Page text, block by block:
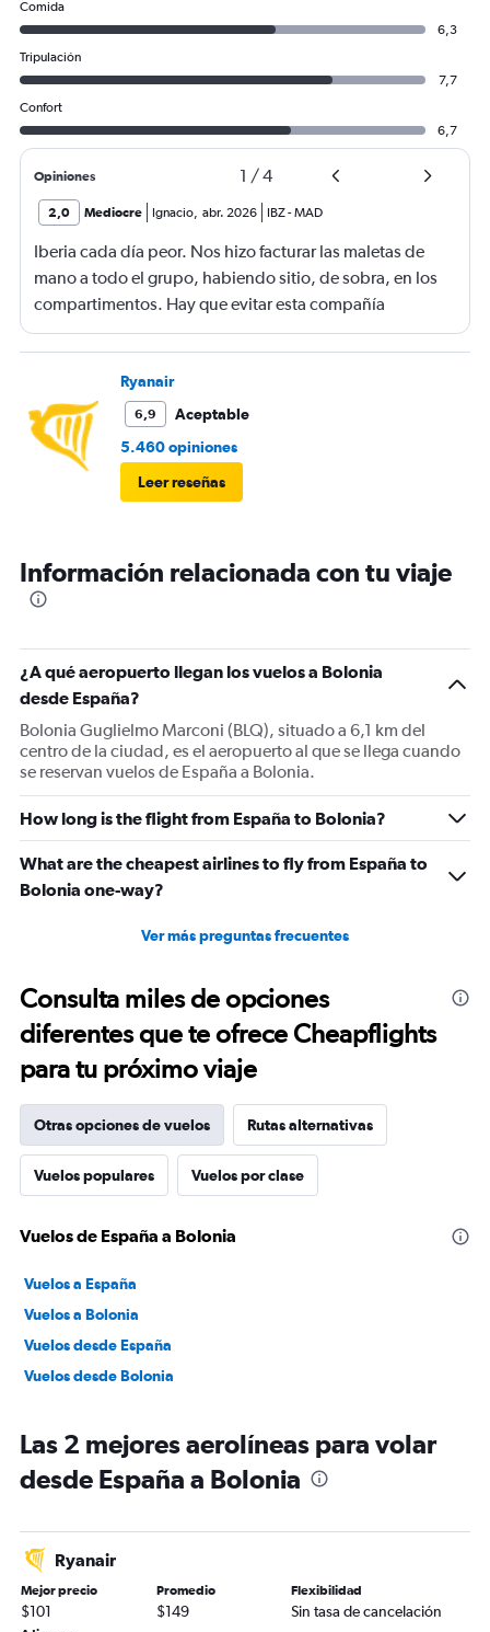
Comida
6,3
Tripulación
7,7
Confort
6,7
Opiniones 1 /4
2,0 Mediocre Ignacio abr. 2026 IBZ-MAD
Iberia cada día peor. Nos hizo facturar las maletas de
mano a todo el grupo, habiendo sitio, de sobra, en los
compartimentos. Hay que evitar esta compañía
Ryanair
6,9
Aceptable
5.460 opiniones
Leer reseñas
Información relacionada con tu viaje
¿A qué aeropuerto llegan los vuelos a Bolonia
desde España?
Bolonia Guglielmo Marconi (BLQ), situado a 6,1 km del
centro de la ciudad, es el aeropuerto al que se llega cuando
se reservan vuelos de España a Bolonia.
How long is the flight from España to Bolonia?
What are the cheapest airlines to fly from España to
Bolonia one-way?
Ver más preguntas frecuentes
Consulta miles de opciones
diferentes que te ofrece Cheapflights
para tu próximo viaje
Otras opciones de vuelos Rutas alternativas
Vuelos populares Vuelos por clase
Vuelos de España a Bolonia
Vuelos a España
Vuelos a Bolonia
Vuelos desde España
Vuelos desde Bolonia
Las 2 mejores aerolíneas para volar
desde España a Bolonia
Ryanair
Mejor precio
$101
Promedio
$149
Flexibilidad
Sin tasa de cancelación